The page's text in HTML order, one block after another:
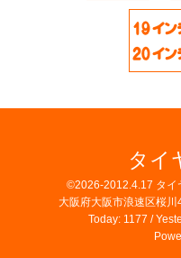
タイ
©2026-2012.4.17 タイ
大阪府大阪市浪速区桜
Today: 1177 /